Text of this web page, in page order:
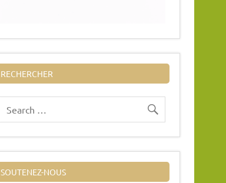
RECHERCHER
SOUTENEZ-NOUS